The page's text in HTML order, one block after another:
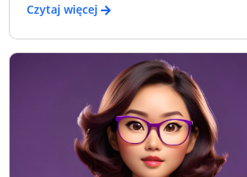
Czytaj więcej